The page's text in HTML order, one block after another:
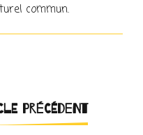
commun.
PRÉCÉDENT